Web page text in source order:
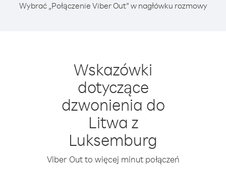
Wybrać „Połączenie Viber Out” w nagłówku rozmowy
Wskazówki
dotyczące
dzwonienia do
Litwa z
Luksemburg
Viber Out to więcej minut połączeń